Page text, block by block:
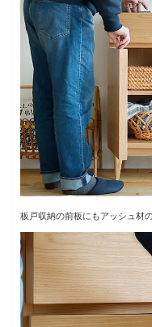
板戸収納の前板にもアッシュ材